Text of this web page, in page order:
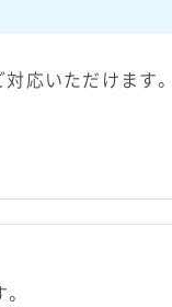
応いただけます。